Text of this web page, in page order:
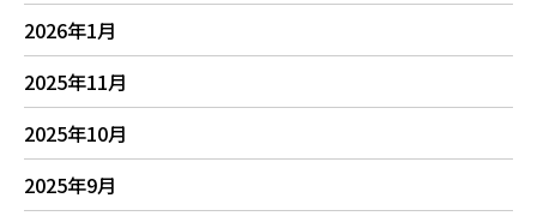
2026年1月
2025年11月
2025年10月
2025年9月